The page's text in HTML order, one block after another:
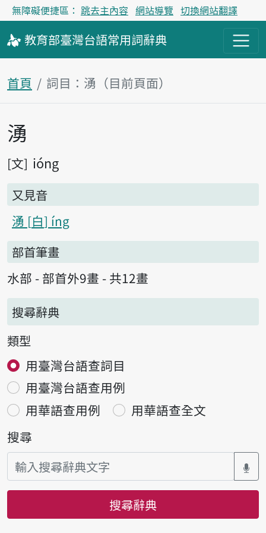
無障礙便捷區： 跳去主內容 網站導覽 切換網站翻譯
教育部臺灣台語常用詞辭典
首頁 詞目：湧（目前頁面）
主內容區塊
湧
文 ióng
又見音
湧 白 íng
部首筆畫
水部 - 部首外9畫 - 共12畫
搜尋辭典
類型
用臺灣台語查詞目
用臺灣台語查用例
用華語查用例
用華語查全文
搜尋
搜尋辭典